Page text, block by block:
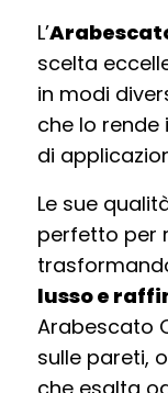
L’
scelta
in modi
che lo
di
Le sue
perfetto per
lusso e
Arabescato
sulle pareti,